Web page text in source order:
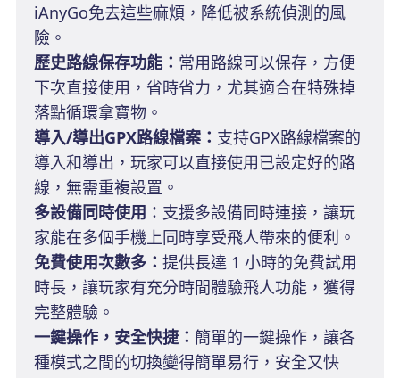
iAnyGo免去這些麻煩，降低被系統偵測的風
險。
歷史路線保存功能： 常用路線可以保存，方便
下次直接使用，省時省力，尤其適合在特殊掉
落點循環拿寶物。
導入/導出GPX路線檔案： 支持GPX路線檔案的
導入和導出，玩家可以直接使用已設定好的路
線，無需重複設置。
多設備同時使用 ：支援多設備同時連接，讓玩
家能在多個手機上同時享受飛人帶來的便利。
免費使用次數多： 提供長達 1 小時的免費試用
時長，讓玩家有充分時間體驗飛人功能，獲得
完整體驗。
一鍵操作，安全快捷： 簡單的一鍵操作，讓各
種模式之間的切換變得簡單易行，安全又快